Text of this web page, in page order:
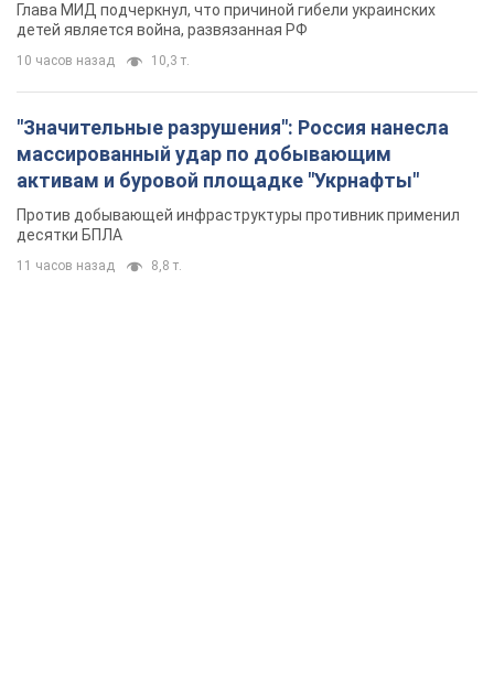
Глава МИД подчеркнул, что причиной гибели украинских
детей является война, развязанная РФ
10 часов назад 10,3 т.
"Значительные разрушения": Россия нанесла
массированный удар по добывающим
активам и буровой площадке "Укрнафты"
Против добывающей инфраструктуры противник применил
десятки БПЛА
11 часов назад 8,8 т.